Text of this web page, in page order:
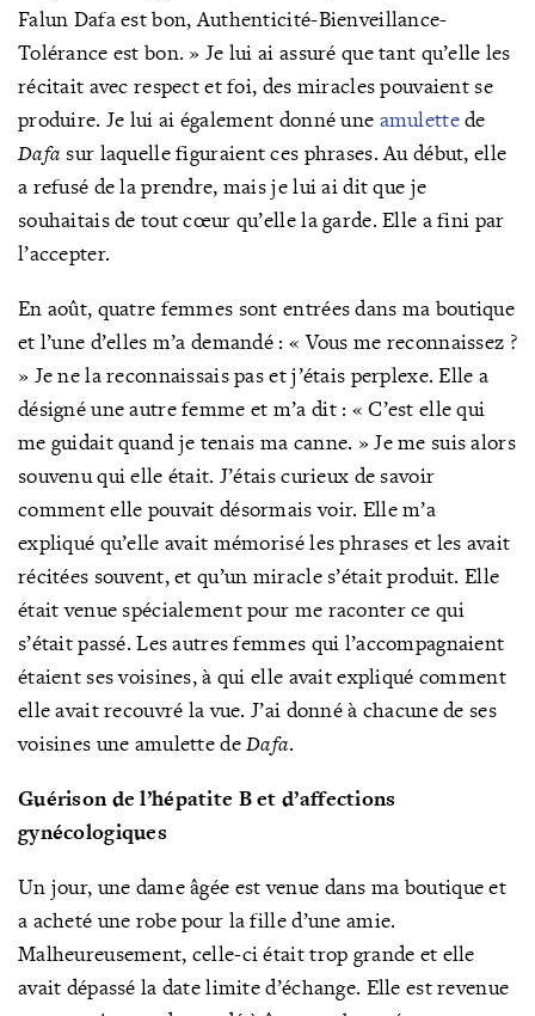
Falun Dafa est bon, Authenticité-Bienveillance-
Tolérance est bon. » Je lui ai assuré que tant qu’elle les
récitait avec respect et foi, des miracles pouvaient se
produire. Je lui ai également donné une amulettede
Dafa sur laquelle figuraient ces phrases. Au début, elle
a refusé de la prendre, mais je lui ai dit que je
souhaitais de tout cœur qu’elle la garde. Elle a fini par
l’accepter.
En août, quatre femmes sont entrées dans ma boutique
et l’une d’elles m’a demandé : « Vous me reconnaissez ?
» Je ne la reconnaissais pas et j’étais perplexe. Elle a
désigné une autre femme et m’a dit : « C’est elle qui
me guidait quand je tenais ma canne. » Je me suis alors
souvenu qui elle était. J’étais curieux de savoir
comment elle pouvait désormais voir. Elle m’a
expliqué qu’elle avait mémorisé les phrases et les avait
récitées souvent, et qu’un miracle s’était produit. Elle
était venue spécialement pour me raconter ce qui
s’était passé. Les autres femmes qui l’accompagnaient
étaient ses voisines, à qui elle avait expliqué comment
elle avait recouvré la vue. J’ai donné à chacune de ses
voisines une amulette deDafa.
Guérison de l’hépatite B et d’affections
gynécologiques
Un jour, une dame âgée est venue dans ma boutique et
a acheté une robe pour la fille d’une amie.
Malheureusement, celle-ci était trop grande et elle
avait dépassé la date limite d’échange. Elle est revenue